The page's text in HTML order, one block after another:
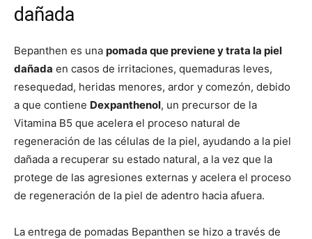
dañada
Bepanthen es una pomada que previene y trata la piel
dañada en casos de irritaciones, quemaduras leves,
resequedad, heridas menores, ardor y comezón, debido
a que contiene Dexpanthenol, un precursor de la
Vitamina B5 que acelera el proceso natural de
regeneración de las células de la piel, ayudando a la piel
dañada a recuperar su estado natural, a la vez que la
protege de las agresiones externas y acelera el proceso
de regeneración de la piel de adentro hacia afuera.
La entrega de pomadas Bepanthen se hizo a través de